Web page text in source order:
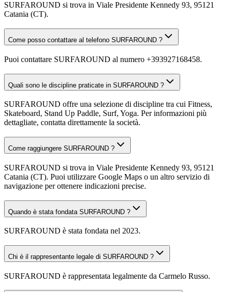
SURFAROUND si trova in Viale Presidente Kennedy 93, 95121
Catania (CT).
Come posso contattare al telefono SURFAROUND ?
Puoi contattare SURFAROUND al numero +393927168458.
Quali sono le discipline praticate in SURFAROUND ?
SURFAROUND offre una selezione di discipline tra cui Fitness,
Skateboard, Stand Up Paddle, Surf, Yoga. Per informazioni più
dettagliate, contatta direttamente la società.
Come raggiungere SURFAROUND ?
SURFAROUND si trova in Viale Presidente Kennedy 93, 95121
Catania (CT). Puoi utilizzare Google Maps o un altro servizio di
navigazione per ottenere indicazioni precise.
Quando è stata fondata SURFAROUND ?
SURFAROUND è stata fondata nel 2023.
Chi è il rappresentante legale di SURFAROUND ?
SURFAROUND è rappresentata legalmente da Carmelo Russo.